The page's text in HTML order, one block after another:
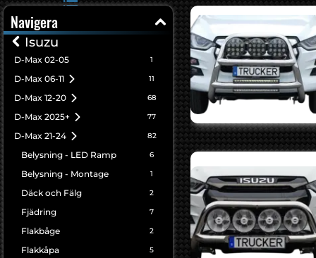
Navigera
Isuzu
D-Max 02-05 1
D-Max 06-11 11
D-Max 12-20 68
D-Max 2025+ 77
D-Max 21-24 82
Belysning - LED Ramp 6
Belysning - Montage 1
Däck och Fälg 2
Fjädring 7
Flakbåge 2
Flakkåpa 5